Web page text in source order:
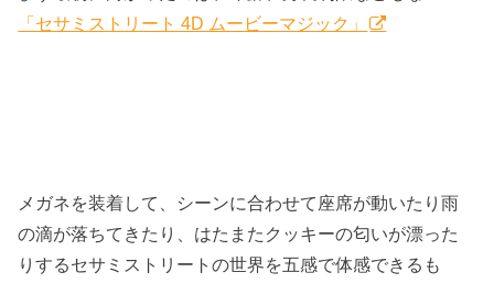
「セサミストリート 4D ムービーマジック」
メガネを装着して、シーンに合わせて座席が動いたり雨
の滴が落ちてきたり、はたまたクッキーの匂いが漂った
りするセサミストリートの世界を五感で体感できるも